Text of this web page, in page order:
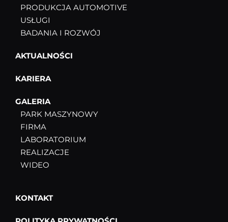
PRODUKCJA AUTOMOTIVE
USŁUGI
BADANIA I ROZWÓJ
AKTUALNOŚCI
KARIERA
GALERIA
PARK MASZYNOWY
FIRMA
LABORATORIUM
REALIZACJE
WIDEO
KONTAKT